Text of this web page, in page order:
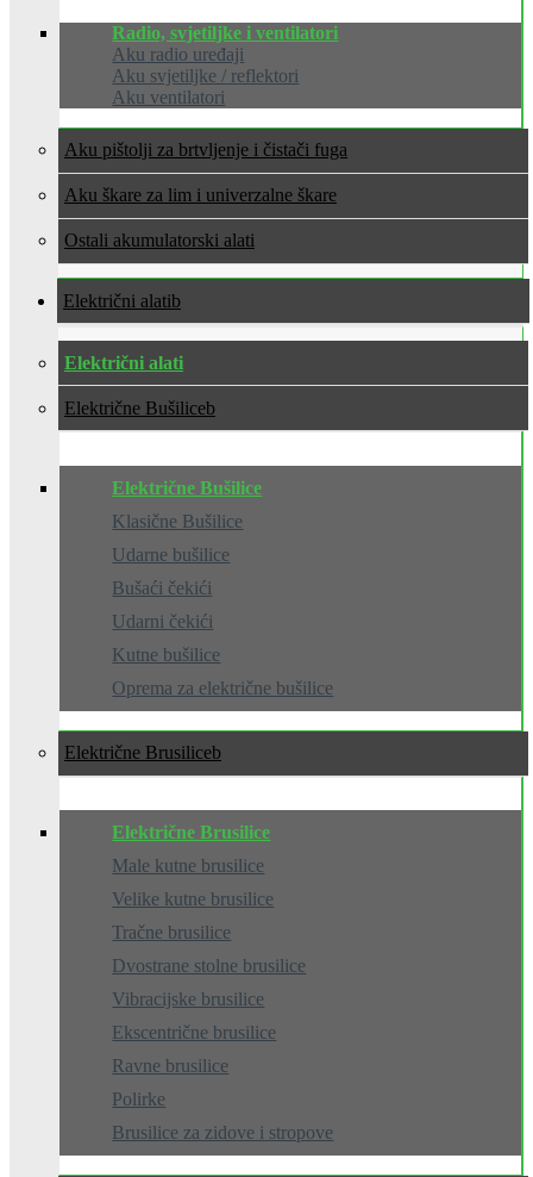
Radio, svjetiljke i ventilatori
Aku radio uređaji
Aku svjetiljke / reflektori
Aku ventilatori
Aku pištolji za brtvljenje i čistači fuga
Aku škare za lim i univerzalne škare
Ostali akumulatorski alati
Električni alati
Električni alati
Električne Bušilice
Električne Bušilice
Klasične Bušilice
Udarne bušilice
Bušaći čekići
Udarni čekići
Kutne bušilice
Oprema za električne bušilice
Električne Brusilice
Električne Brusilice
Male kutne brusilice
Velike kutne brusilice
Tračne brusilice
Dvostrane stolne brusilice
Vibracijske brusilice
Ekscentrične brusilice
Ravne brusilice
Polirke
Brusilice za zidove i stropove